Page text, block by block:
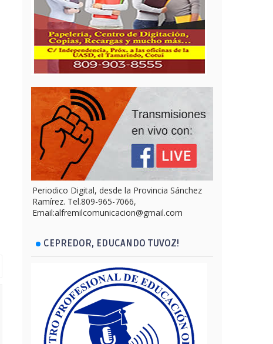
Periodico Digital, desde la Provincia Sánchez
Ramírez. Tel.809-965-7066,
Email:alfremilcomunicacion@gmail.com
CEPREDOR, EDUCANDO TUVOZ!